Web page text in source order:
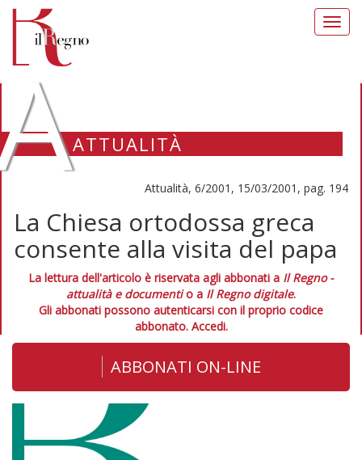
ATTUALITÀ
Attualità, 6/2001, 15/03/2001, pag. 194
La Chiesa ortodossa greca
consente alla visita del papa
La lettura dell'articolo è riservata agli abbonati a Il Regno -
attualità e documentio a Il Regno digitale.
Gli abbonati possono autenticarsi con il proprio codice
abbonato. Accedi.
ABBONATI ON-LINE